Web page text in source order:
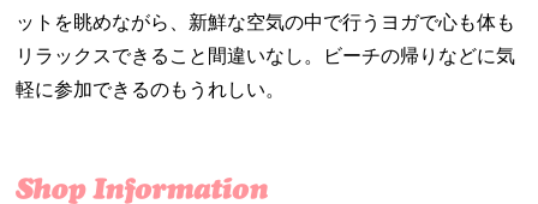
ットを眺めながら、新鮮な空気の中で行うヨガで心も体も
リラックスできること間違いなし。ビーチの帰りなどに気
軽に参加できるのもうれしい。